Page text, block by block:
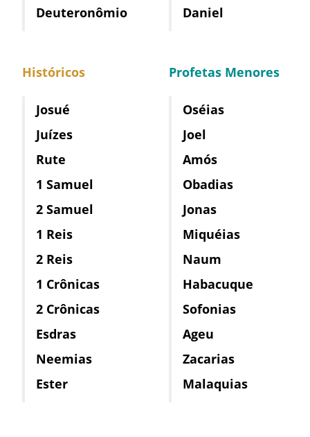
Deuteronômio
Históricos
Josué
Juízes
Rute
1 Samuel
2 Samuel
1 Reis
2 Reis
1 Crônicas
2 Crônicas
Esdras
Neemias
Ester
Daniel
Profetas Menores
Oséias
Joel
Amós
Obadias
Jonas
Miquéias
Naum
Habacuque
Sofonias
Ageu
Zacarias
Malaquias